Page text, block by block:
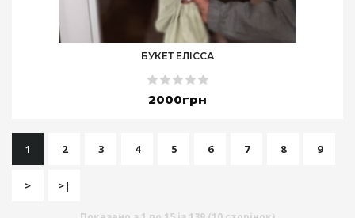
БУКЕТ ЕЛІССА
2000грн
1 2 3 4 5 6 7 8 9
> >|